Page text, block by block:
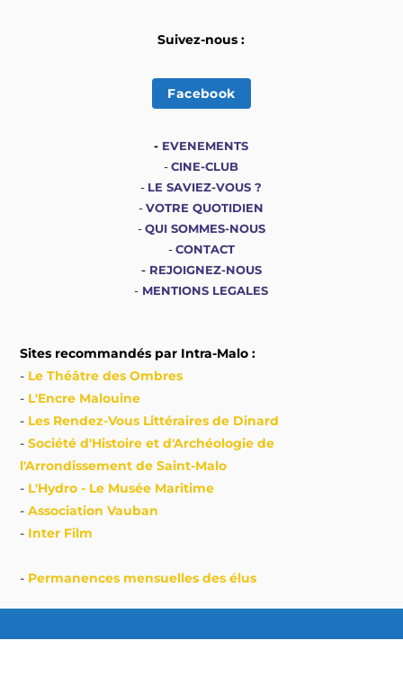
Suivez-nous :
Facebook
- EVENEMENTS
-CINE-CLUB
- LE SAVIEZ-VOUS ?
-VOTRE QUOTIDIEN
-QUI SOMMES-NOUS
-CONTACT
- REJOIGNEZ-NOUS
- MENTIONS LEGALES
Sites recommandés par Intra-Malo :
- Le Théâtre des Ombres
- L'Encre Malouine
- Les Rendez-Vous Littéraires de Dinard
- Société d'Histoire et d'Archéologie de
l'Arrondissement de Saint-Malo
- L'Hydro - Le Musée Maritime
- Association Vauban
- Inter Film
- Permanences mensuelles des élus